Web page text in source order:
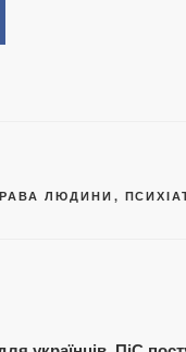
ЛЮДИНИ ,